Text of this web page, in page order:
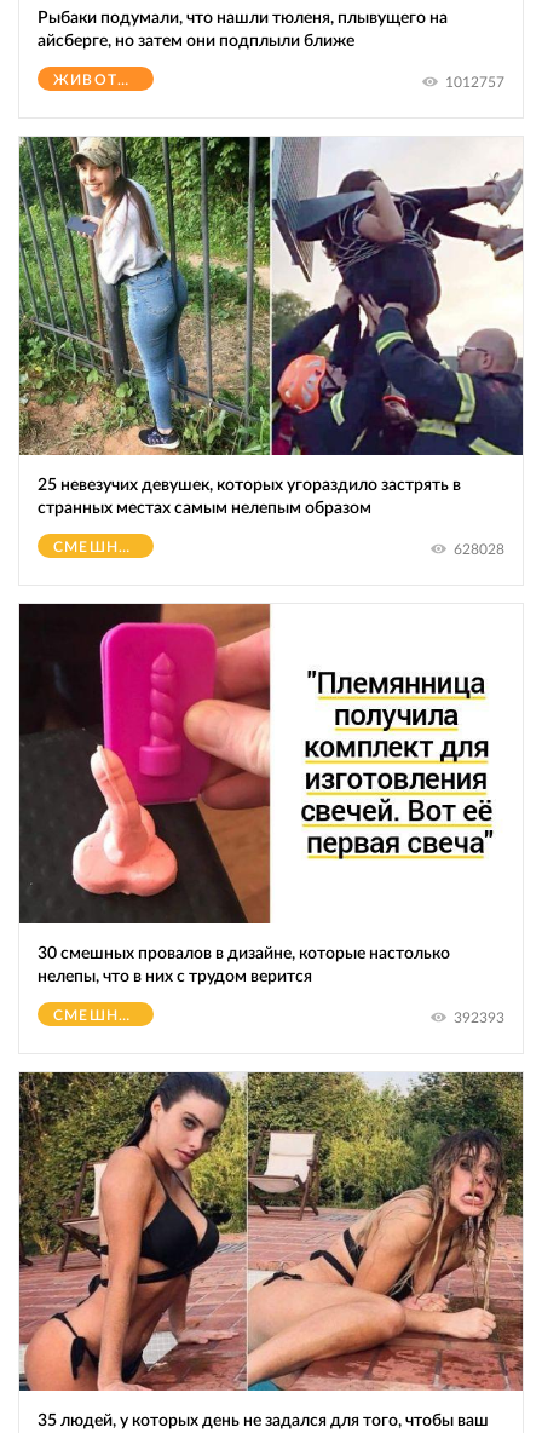
Рыбаки подумали, что нашли тюленя, плывущего на
айсберге, но затем они подплыли ближе
ЖИВОТНЫЕ 1012757
25 невезучих девушек, которых угораздило застрять в
странных местах самым нелепым образом
СМЕШНОЕ 628028
30 смешных провалов в дизайне, которые настолько
нелепы, что в них с трудом верится
СМЕШНОЕ 392393
35 людей, у которых день не задался для того, чтобы ваш